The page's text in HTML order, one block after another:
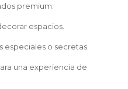
premium.
espacios.
especiales o secretas.
una experiencia de